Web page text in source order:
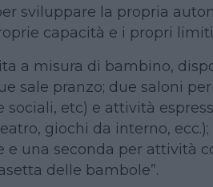
sviluppare la propria
capacità e i propri
a misura di bambino,
sale pranzo; due saloni
sociali, etc) e attività
giochi da interno,
e una seconda per attività
delle bambole”.